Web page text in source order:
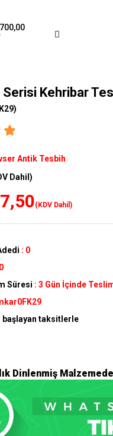
Serisi Kehribar
Antik Tesbih
Dahil)
(KDV Dahil)
: 0
0
Süresi : 3 Gün İçinde
başlayan taksitlerle
Dinlenmiş